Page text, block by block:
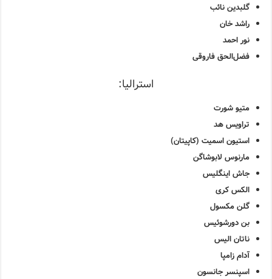
گلبدین نائب
راشد خان
نور احمد
فضل‌الحق فاروقی
استرالیا:
متیو شورت
تراویس هد
استیون اسمیت (کاپیتان)
مارنوس لابوشاگن
جاش اینگلیس
الکس کری
گلن مکسول
بن دورشوئیس
ناتان الیس
آدام زامپا
اسپنسر جانسون